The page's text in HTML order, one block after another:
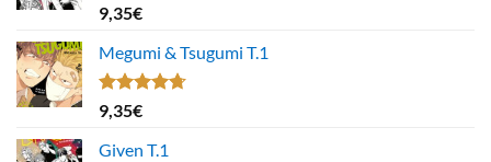
Note
4.00
5
9,35€
Megumi & Tsugumi T.1
Note4.67
sur 5
9,35€
Given T.1